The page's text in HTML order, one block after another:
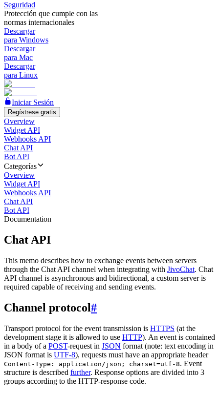
Seguridad
Protección que cumple con las
normas internacionales
Descargar
para Windows
Descargar
para Mac
Descargar
para Linux
Iniciar Sesión
Regístrese gratis
Overview
Widget API
Webhooks API
Chat API
Bot API
Categorías
Overview
Widget API
Webhooks API
Chat API
Bot API
Documentation
Chat API
This memo describes how to exchange events between servers
through the Chat API channel when integrating with JivoChat. Chat
API channel is asynchronous and bidirectional, a custom server is
required capable of receiving and sending events.
Channel protocol#
Transport protocol for the event transmission is HTTPS (at the
development stage it is allowed to use HTTP). An event is contained
in a body of a POST-request in JSON format (note: text encoding in
JSON format is UTF-8), requests must have an appropriate header
Content-Type: application/json; charset=utf-8. Event
structure is described further. Response options are divided into 3
groups according to the HTTP-response code.